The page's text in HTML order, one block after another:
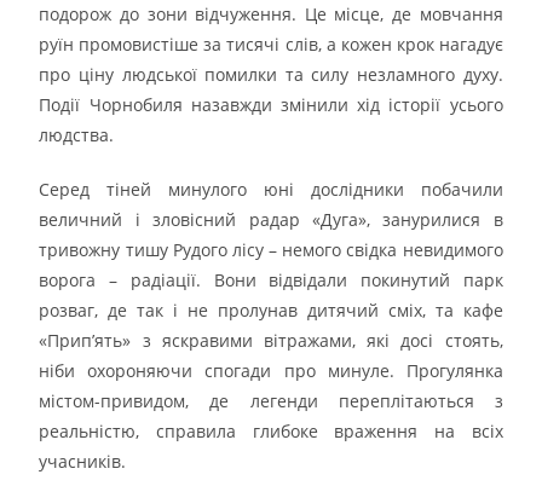
подорож до зони відчуження. Це місце, де мовчання
руїн промовистіше за тисячі слів, а кожен крок нагадує
про ціну людської помилки та силу незламного духу.
Події Чорнобиля назавжди змінили хід історії усього
людства.
Серед тіней минулого юні дослідники побачили
величний і зловісний радар «Дуга», занурилися в
тривожну тишу Рудого лісу – немого свідка невидимого
ворога – радіації. Вони відвідали покинутий парк
розваг, де так і не пролунав дитячий сміх, та кафе
«Прип’ять» з яскравими вітражами, які досі стоять,
ніби охороняючи спогади про минуле. Прогулянка
містом-привидом, де легенди переплітаються з
реальністю, справила глибоке враження на всіх
учасників.